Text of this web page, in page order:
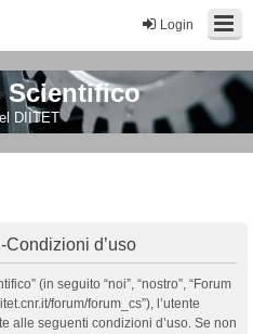
Login
Scientifico
DIITET
d’uso
(in seguito “noi”, “nostro”, “Forum
forum/forum_cs”), l’utente
alle seguenti condizioni d’uso. Se non